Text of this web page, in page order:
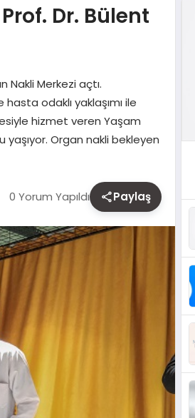
Dr. Bülent
Nakli Merkezi açtı.
odaklı yaklaşımı ile
hizmet veren Yaşam
yaşıyor. Organ nakli bekleyen
0 Yorum Yapıldı Paylaş